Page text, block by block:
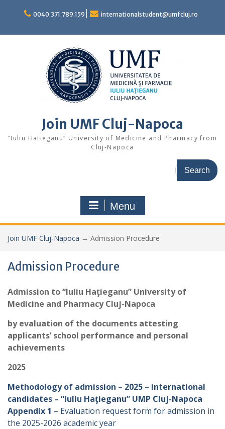
0040.371.789.159 internationalstudent@umfcluj.ro
Join UMF Cluj-Napoca
“Iuliu Hatieganu” University of Medicine and Pharmacy from
Cluj-Napoca
Search
for:
Menu
Join UMF Cluj-Napoca → Admission Procedure
Admission Procedure
Admission to “Iuliu Haţieganu” University of
Medicine and Pharmacy Cluj-Napoca
by evaluation of the documents attesting
applicants’ school performance and personal
achievements
2025
Methodology of admission – 2025 – international
candidates – “Iuliu Haţieganu” UMP Cluj-Napoca
Appendix 1 – Evaluation request form for admission in
the 2025-2026 academic year